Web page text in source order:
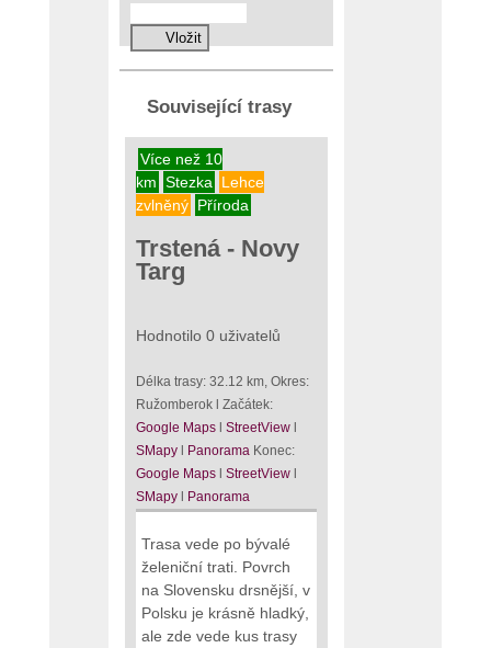
Související trasy
Více než 10
km Stezka
Lehce
zvlněný Příroda
Trstená - Novy
Targ
Hodnotilo 0 uživatelů
Délka trasy: 32.12 km, Okres:
Ružomberok l Začátek:
Google Mapsl StreetViewl
SMapyl Panorama Konec:
Google Mapsl StreetViewl
SMapyl Panorama
Trasa vede po bývalé
želeniční trati. Povrch
na Slovensku drsnější, v
Polsku je krásně hladký,
ale zde vede kus trasy